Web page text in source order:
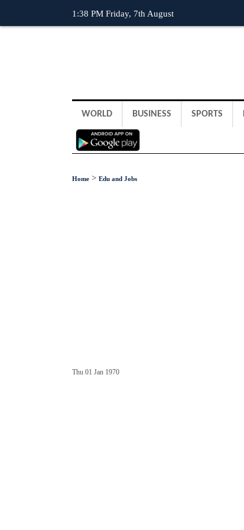
1:38 PM Friday, 7th August
WORLD BUSINESS SPORTS
Home > Edu and Jobs
Thu 01 Jan 1970